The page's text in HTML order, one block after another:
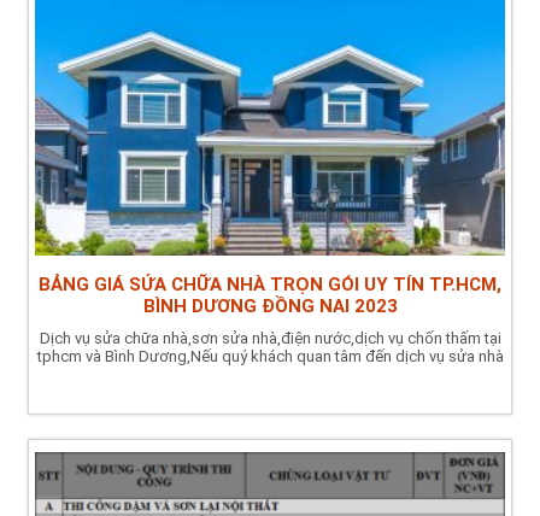
BẢNG GIÁ SỬA CHỮA NHÀ TRỌN GÓI UY TÍN TP.HCM,
BÌNH DƯƠNG ĐỒNG NAI 2023
Dịch vụ sửa chữa nhà,sơn sửa nhà,điện nước,dịch vụ chốn thấm tại
tphcm và Bình Dương,Nếu quý khách quan tâm đến dịch vụ sửa nhà